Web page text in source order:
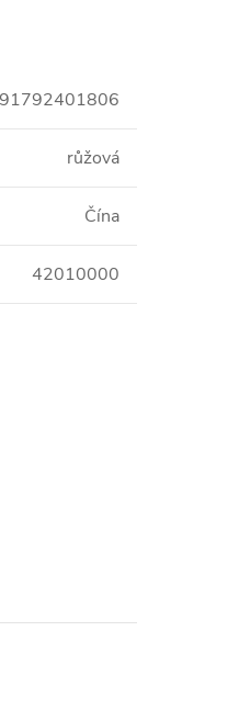
růžová
Čína
42010000